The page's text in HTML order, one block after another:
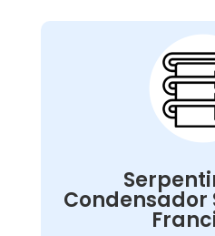
Condensador
, mas se negligenciado,
exigir um serviço
restaurar o